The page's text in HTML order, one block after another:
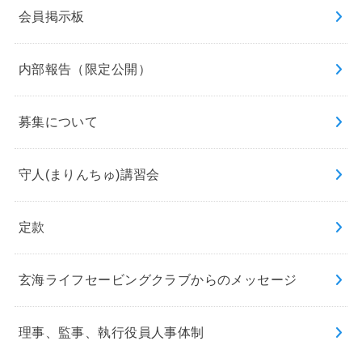
会員掲示板
内部報告（限定公開）
募集について
守人(まりんちゅ)講習会
定款
玄海ライフセービングクラブからのメッセージ
理事、監事、執行役員人事体制